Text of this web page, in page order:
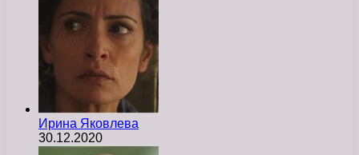
Ирина Яковлева
30.12.2020